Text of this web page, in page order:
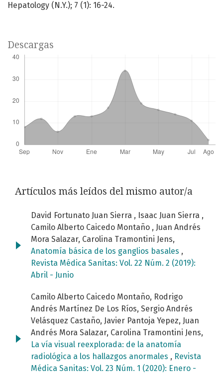
Hepatology (N.Y.); 7 (1): 16-24.
Descargas
Artículos más leídos del mismo autor/a
David Fortunato Juan Sierra , Isaac Juan Sierra ,
Camilo Alberto Caicedo Montaño , Juan Andrés
Mora Salazar, Carolina Tramontini Jens,
Anatomía básica de los ganglios basales ,
Revista Médica Sanitas: Vol. 22 Núm. 2 (2019):
Abril - Junio
Camilo Alberto Caicedo Montaño, Rodrigo
Andrés Martínez De Los Ríos, Sergio Andrés
Velásquez Castaño, Javier Pantoja Yepez, Juan
Andrés Mora Salazar, Carolina Tramontini Jens,
La vía visual reexplorada: de la anatomía
radiológica a los hallazgos anormales , Revista
Médica Sanitas: Vol. 23 Núm. 1 (2020): Enero -